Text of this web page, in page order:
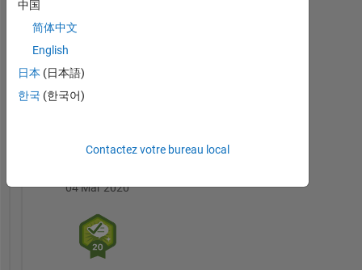
My
interest
in
the
MATLAB
Answers
Badges
04 Mar 2020
中国
简体中文
English
日本 (日本語)
한국 (한국어)
Contactez votre bureau local